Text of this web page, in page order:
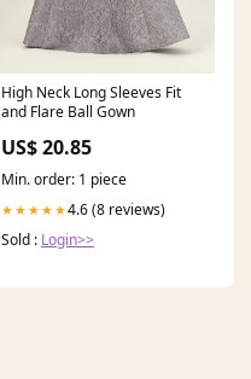
High Neck Long Sleeves Fit
and Flare Ball Gown
US$ 20.85
Min. order: 1 piece
★★★★★4.6 (8 reviews)
Sold : Login>>